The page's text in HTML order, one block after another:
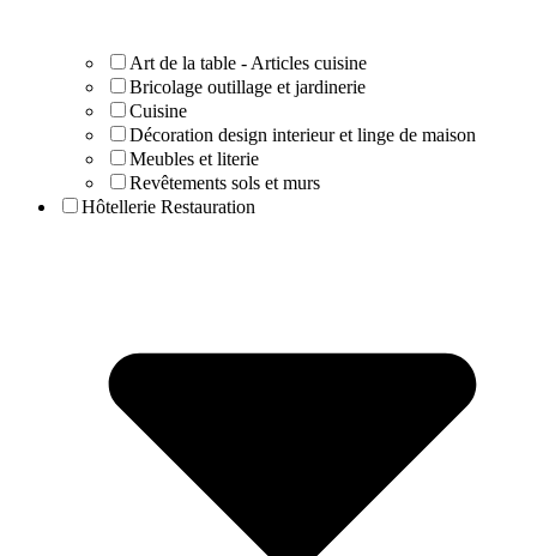
Art de la table - Articles cuisine
Bricolage outillage et jardinerie
Cuisine
Décoration design interieur et linge de maison
Meubles et literie
Revêtements sols et murs
Hôtellerie Restauration